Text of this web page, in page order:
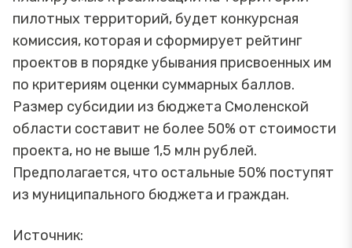
пилотных территорий, будет конкурсная
комиссия, которая и сформирует рейтинг
проектов в порядке убывания присвоенных им
по критериям оценки суммарных баллов.
Размер субсидии из бюджета Смоленской
области составит не более 50% от стоимости
проекта, но не выше 1,5 млн рублей.
Предполагается, что остальные 50% поступят
из муниципального бюджета и граждан.
Источник: